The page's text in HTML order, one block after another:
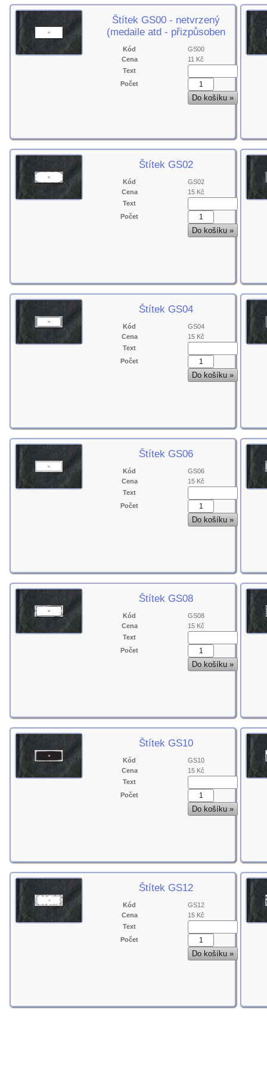
Štítek GS00 - netvrzený
(medaile atd - přizpůsoben
Kód
GS00
Cena
11 Kč
Text
Počet
Štítek GS02
Kód
GS02
Cena
15 Kč
Text
Počet
Štítek GS04
Kód
GS04
Cena
15 Kč
Text
Počet
Štítek GS06
Kód
GS06
Cena
15 Kč
Text
Počet
Štítek GS08
Kód
GS08
Cena
15 Kč
Text
Počet
Štítek GS10
Kód
GS10
Cena
15 Kč
Text
Počet
Štítek GS12
Kód
GS12
Cena
15 Kč
Text
Počet